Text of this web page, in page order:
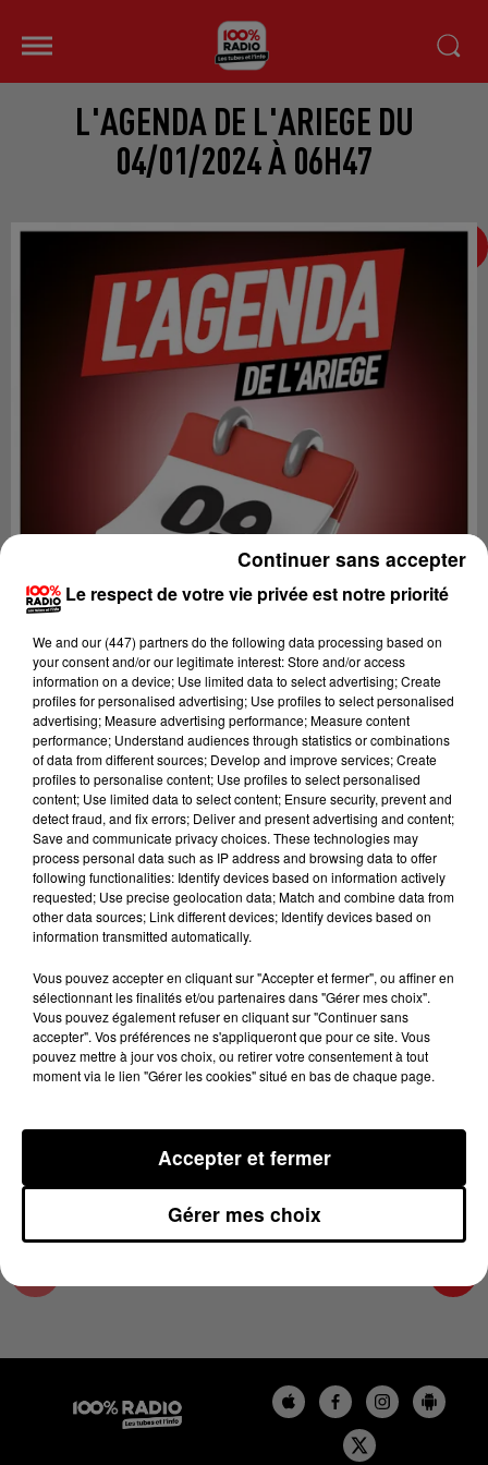
L'AGENDA DE L'ARIEGE DU
04/01/2024 À 06H47
Lecture (1 min 14 sec)
100%
100% Radio l'agenda de l'Ariege
4 janvier 2024 - 1 min 14 sec
L'AGENDA DE L'ARIEGE DU 04/01/2024 À
06H47
L'agenda de l'Ariege
Le respect de votre vie privée est notre priorité
We and our (447) partnersdo the following data processing based on
your consent and/or our legitimate interest: Store and/or access
information on a device; Use limited data to select advertising; Create
profiles for personalised advertising; Use profiles to select personalised
advertising; Measure advertising performance; Measure content
performance; Understand audiences through statistics or combinations
of data from different sources; Develop and improve services; Create
profiles to personalise content; Use profiles to select personalised
content; Use limited data to select content; Ensure security, prevent and
detect fraud, and fix errors; Deliver and present advertising and content;
Save and communicate privacy choices. These technologies may
process personal data such as IP address and browsing data to offer
following functionalities: Identify devices based on information actively
requested; Use precise geolocation data; Match and combine data from
other data sources; Link different devices; Identify devices based on
information transmitted automatically.
Vous pouvez accepter en cliquant sur "Accepter et fermer", ou affiner en
sélectionnant les finalités et/ou partenaires dans "Gérer mes choix".
Vous pouvez également refuser en cliquant sur "Continuer sans
accepter". Vos préférences ne s'appliqueront que pour ce site. Vous
pouvez mettre à jour vos choix, ou retirer votre consentement à tout
moment via le lien "Gérer les cookies" situé en bas de chaque page.
Gérer mes choix
Accepter et fermer
Continuer sans accepter